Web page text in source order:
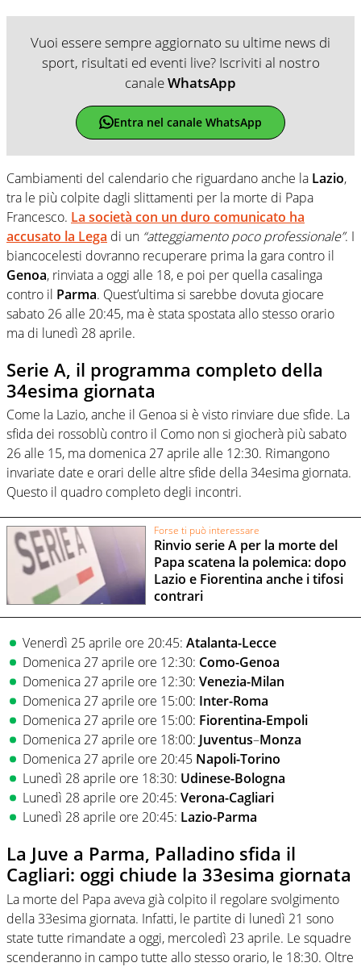
Vuoi essere sempre aggiornato su ultime news di
sport, risultati ed eventi live? Iscriviti al nostro
canaleWhatsApp
Entra nel canale WhatsApp
Cambiamenti del calendario che riguardano anche la Lazio,
tra le più colpite dagli slittamenti per la morte di Papa
Francesco. La società con un duro comunicato ha
accusato la Lega di un “atteggiamento poco professionale”. I
biancocelesti dovranno recuperare prima la gara contro il
Genoa, rinviata a oggi alle 18, e poi per quella casalinga
contro il Parma. Quest’ultima si sarebbe dovuta giocare
sabato 26 alle 20:45, ma è stata spostata allo stesso orario
ma di lunedì 28 aprile.
Serie A, il programma completo della
34esima giornata
Come la Lazio, anche il Genoa si è visto rinviare due sfide. La
sfida dei rossoblù contro il Como non si giocherà più sabato
26 alle 15, ma domenica 27 aprile alle 12:30. Rimangono
invariate date e orari delle altre sfide della 34esima giornata.
Questo il quadro completo degli incontri.
Forse ti può interessare
Rinvio serie A per la morte del
Papa scatena la polemica: dopo
Lazio e Fiorentina anche i tifosi
contrari
Venerdì 25 aprile ore 20:45: Atalanta-Lecce
Domenica 27 aprile ore 12:30: Como-Genoa
Domenica 27 aprile ore 12:30: Venezia-Milan
Domenica 27 aprile ore 15:00: Inter-Roma
Domenica 27 aprile ore 15:00: Fiorentina-Empoli
Domenica 27 aprile ore 18:00: Juventus–Monza
Domenica 27 aprile ore 20:45 Napoli-Torino
Lunedì 28 aprile ore 18:30: Udinese-Bologna
Lunedì 28 aprile ore 20:45: Verona-Cagliari
Lunedì 28 aprile ore 20:45: Lazio-Parma
La Juve a Parma, Palladino sfida il
Cagliari: oggi chiude la 33esima giornata
La morte del Papa aveva già colpito il regolare svolgimento
della 33esima giornata. Infatti, le partite di lunedì 21 sono
state tutte rimandate a oggi, mercoledì 23 aprile. Le squadre
scenderanno in campo tutte allo stesso orario, le 18:30. Oltre